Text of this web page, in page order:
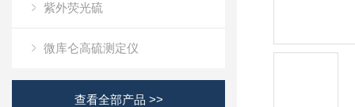
紫外荧光硫
微库仑高硫测定仪
查看全部产品 >>